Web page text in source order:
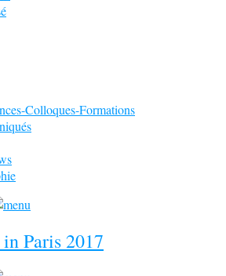
Colloques-Formations
Paris 2017